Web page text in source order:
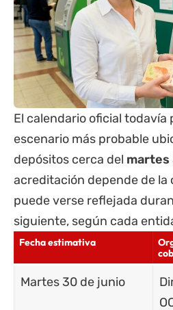
El calendario oficial todavía
escenario más probable
depósitos cerca del martes
acreditación depende de la
puede verse reflejada
siguiente, según cada
Fecha estimativa
Martes 30 de junio